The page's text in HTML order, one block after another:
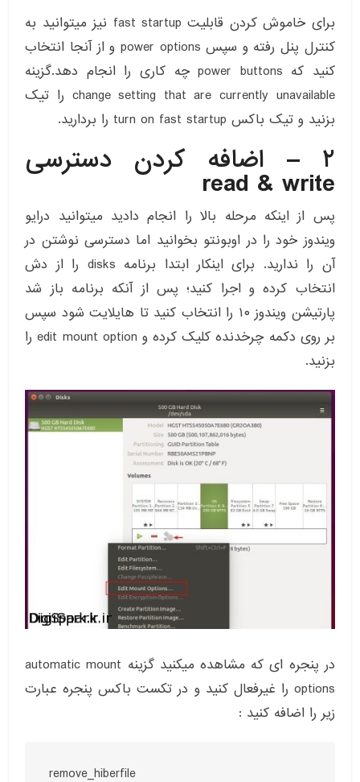
برای خاموش کردن قابلیت fast startup نیز میتوانید به
کنترل پنل رفته و سپس power options و از آنجا انتخاب
کنید که power buttons چه کاری را انجام دهد.گزینه
change setting that are currently unavailable را تیک
بزنید و تیک باکس turn on fast startup را بردارید.
۲ – اضافه کردن دسترسی
read & write
پس از اینکه مرحله بالا را انجام دادید میتوانید درایو
ویندوز خود را در اوبونتو بخوانید اما دسترسی نوشتن در
آن را ندارید. برای اینکار ابتدا برنامه disks را از دش
انتخاب کرده و اجرا کنید؛ پس از آنکه برنامه باز شد
پارتیشن ویندوز ۱۰ را انتخاب کنید تا هایلایت شود سپس
بر روی دکمه چرخدنده کلیک کرده و edit mount option را
بزنید.
در پنجره ای که مشاهده میکنید گزینه automatic mount
options را غیرفعال کنید و در تکست باکس پنجره عبارت
زیر را اضافه کنید :
remove_hiberfile